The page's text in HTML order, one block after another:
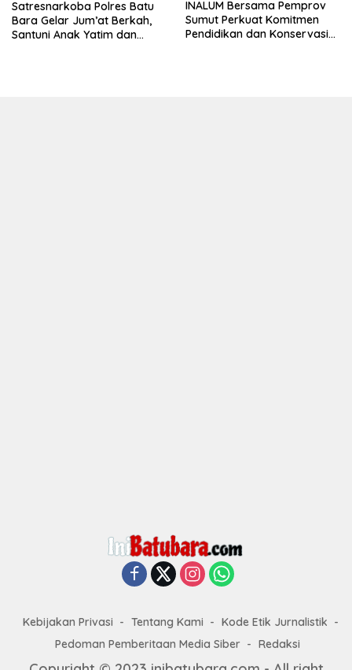
Satresnarkoba Polres Batu
Bara Gelar Jum’at Berkah,
Santuni Anak Yatim dan
INALUM Bersama Pemprov
Sumut Perkuat Komitmen
Pendidikan dan Konservasi
Kebijakan Privasi Tentang Kami
Kode Etik Jurnalistik
Pedoman Pemberitaan Media Siber
Redaksi